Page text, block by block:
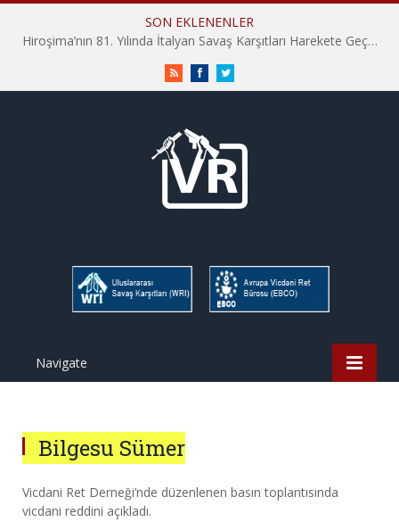
SON EKLENENLER
Hiroşima’nın 81. Yılında İtalyan Savaş Karşıtları Harekete Geçti: “Hatırlamak yeterli değil”
RSS FacebookTwitter
Navigate
Bilgesu Sümer
Vicdani Ret Derneği’nde düzenlenen basın toplantısında
vicdani reddini açıkladı.